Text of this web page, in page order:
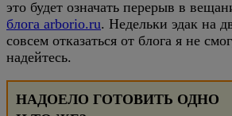
это будет означать перерыв в
блога arborio.ru. Недельки эдак на
совсем отказаться от блога я не
надейтесь.
НАДОЕЛО ГОТОВИТЬ ОДНО